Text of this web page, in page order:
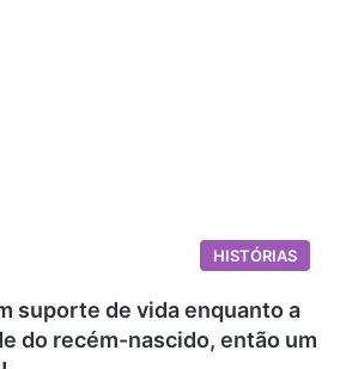
HISTÓRIAS
suporte de vida enquanto a
do recém-nascido, então um